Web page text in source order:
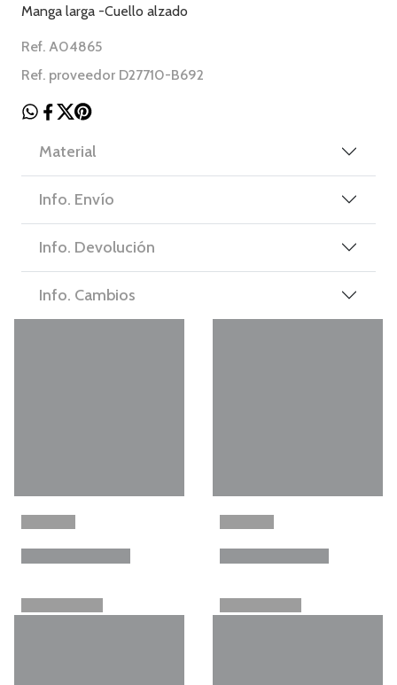
Manga larga -Cuello alzado
Ref. A04865
Ref. proveedor D27710-B692
Material
Info. Envío
Info. Devolución
Info. Cambios